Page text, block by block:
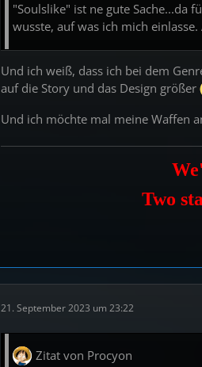
"Soulslike" ist ne gute Sache...da
wusste, auf was ich mich
Und ich weiß, dass ich bei dem
auf die Story und das Design größer
Und ich möchte mal meine Waffen
Two
21. September 2023 um 23:22
Zitat von Procyon